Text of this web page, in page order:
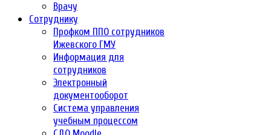
Врачу
Сотруднику
Профком ППО сотрудников
Ижевского ГМУ
Информация для
сотрудников
Электронный
документооборот
Система управления
учебным процессом